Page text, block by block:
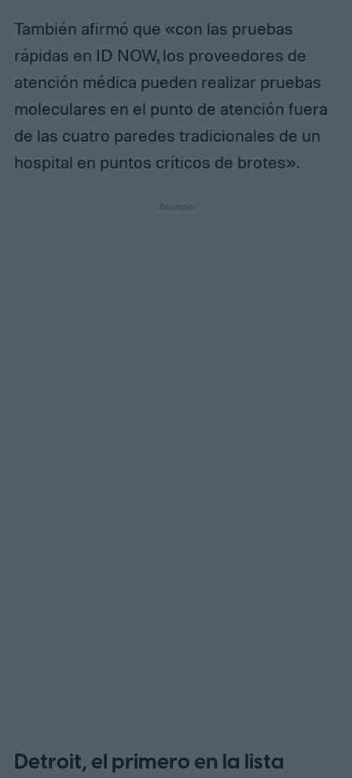
También afirmó que «con las pruebas
rápidas en ID NOW, los proveedores de
atención médica pueden realizar pruebas
moleculares en el punto de atención fuera
de las cuatro paredes tradicionales de un
hospital en puntos críticos de brotes».
Detroit, el primero en la lista